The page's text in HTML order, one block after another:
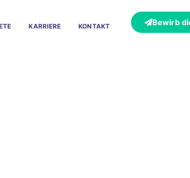
KARRIERE KONTAKT Bewirb